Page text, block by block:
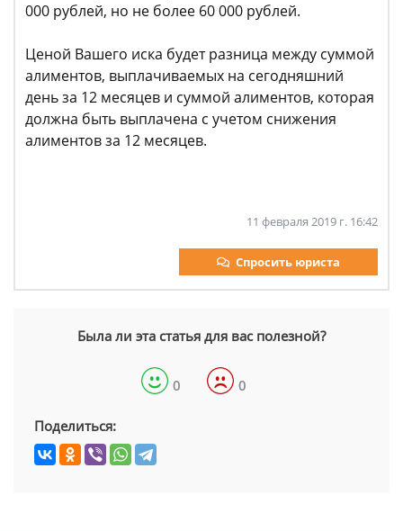
000 рублей, но не более 60 000 рублей.
Ценой Вашего иска будет разница между суммой
алиментов, выплачиваемых на сегодняшний
день за 12 месяцев и суммой алиментов, которая
должна быть выплачена с учетом снижения
алиментов за 12 месяцев.
11 февраля 2019 г. 16:42
Спросить юриста
Была ли эта статья для вас полезной?
0 0
Поделиться: